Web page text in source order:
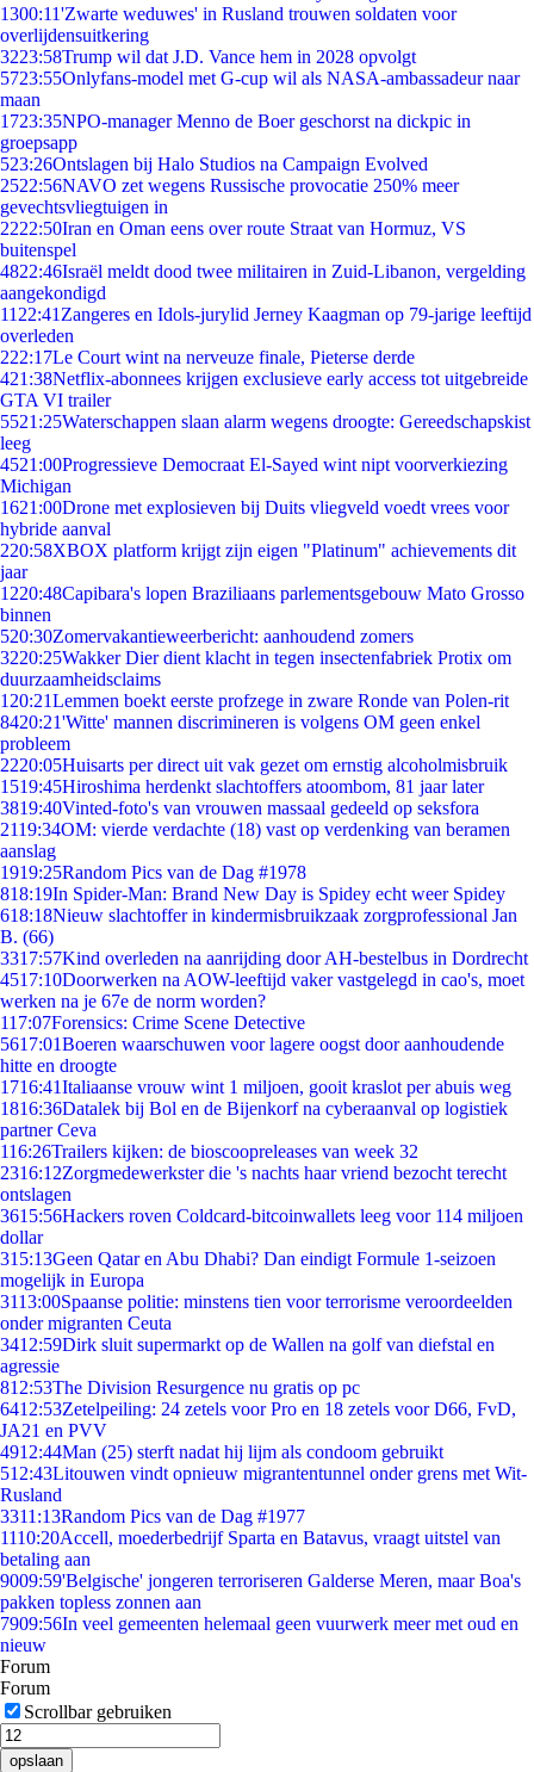
1300:11'Zwarte weduwes' in Rusland trouwen soldaten voor
overlijdensuitkering
3223:58Trump wil dat J.D. Vance hem in 2028 opvolgt
5723:55Onlyfans-model met G-cup wil als NASA-ambassadeur naar
maan
1723:35NPO-manager Menno de Boer geschorst na dickpic in
groepsapp
523:26Ontslagen bij Halo Studios na Campaign Evolved
2522:56NAVO zet wegens Russische provocatie 250% meer
gevechtsvliegtuigen in
2222:50Iran en Oman eens over route Straat van Hormuz, VS
buitenspel
4822:46Israël meldt dood twee militairen in Zuid-Libanon, vergelding
aangekondigd
11 22:41 Zangeres en Idols-jurylid Jerney Kaagman op 79-jarige leeftijd
overleden
222:17Le Court wint na nerveuze finale, Pieterse derde
421:38Netflix-abonnees krijgen exclusieve early access tot uitgebreide
GTA VI trailer
5521:25Waterschappen slaan alarm wegens droogte: Gereedschapskist
leeg
4521:00Progressieve Democraat El-Sayed wint nipt voorverkiezing
Michigan
1621:00Drone met explosieven bij Duits vliegveld voedt vrees voor
hybride aanval
220:58XBOX platform krijgt zijn eigen "Platinum" achievements dit
jaar
1220:48Capibara's lopen Braziliaans parlementsgebouw Mato Grosso
binnen
520:30Zomervakantieweerbericht: aanhoudend zomers
3220:25Wakker Dier dient klacht in tegen insectenfabriek Protix om
duurzaamheidsclaims
1 20:21Lemmen boekt eerste profzege in zware Ronde van Polen-rit
8420:21'Witte' mannen discrimineren is volgens OM geen enkel
probleem
2220:05Huisarts per direct uit vak gezet om ernstig alcoholmisbruik
1519:45Hiroshima herdenkt slachtoffers atoombom, 81 jaar later
3819:40Vinted-foto's van vrouwen massaal gedeeld op seksfora
2119:34OM: vierde verdachte (18) vast op verdenking van beramen
aanslag
1919:25Random Pics van de Dag #1978
818:19In Spider-Man: Brand New Day is Spidey echt weer Spidey
618:18Nieuw slachtoffer in kindermisbruikzaak zorgprofessional Jan
B. (66)
3317:57Kind overleden na aanrijding door AH-bestelbus in Dordrecht
4517:10Doorwerken na AOW-leeftijd vaker vastgelegd in cao's, moet
werken na je 67e de norm worden?
117:07Forensics: Crime Scene Detective
5617:01Boeren waarschuwen voor lagere oogst door aanhoudende
hitte en droogte
1716:41Italiaanse vrouw wint 1 miljoen, gooit kraslot per abuis weg
1816:36Datalek bij Bol en de Bijenkorf na cyberaanval op logistiek
partner Ceva
116:26Trailers kijken: de bioscoopreleases van week 32
2316:12Zorgmedewerkster die 's nachts haar vriend bezocht terecht
ontslagen
3615:56Hackers roven Coldcard-bitcoinwallets leeg voor 114 miljoen
dollar
315:13Geen Qatar en Abu Dhabi? Dan eindigt Formule 1-seizoen
mogelijk in Europa
3113:00Spaanse politie: minstens tien voor terrorisme veroordeelden
onder migranten Ceuta
3412:59Dirk sluit supermarkt op de Wallen na golf van diefstal en
agressie
812:53The Division Resurgence nu gratis op pc
6412:53Zetelpeiling: 24 zetels voor Pro en 18 zetels voor D66, FvD,
JA21 en PVV
4912:44Man (25) sterft nadat hij lijm als condoom gebruikt
512:43Litouwen vindt opnieuw migrantentunnel onder grens met Wit-
Rusland
3311:13Random Pics van de Dag #1977
1110:20Accell, moederbedrijf Sparta en Batavus, vraagt uitstel van
betaling aan
9009:59'Belgische' jongeren terroriseren Galderse Meren, maar Boa's
pakken topless zonnen aan
7909:56In veel gemeenten helemaal geen vuurwerk meer met oud en
nieuw
Forum
Forum
Scrollbar gebruiken
opslaan